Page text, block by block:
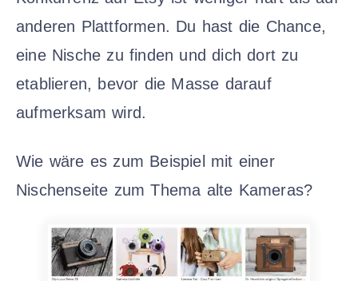
anderen Plattformen. Du hast die Chance,
eine Nische zu finden und dich dort zu
etablieren, bevor die Masse darauf
aufmerksam wird.
Wie wäre es zum Beispiel mit einer
Nischenseite zum Thema alte Kameras?